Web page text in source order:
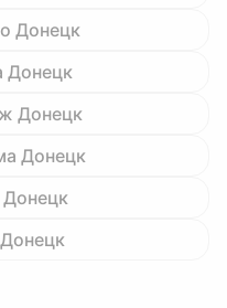
Донецк
Донецк
Донецк
Донецк
Донецк